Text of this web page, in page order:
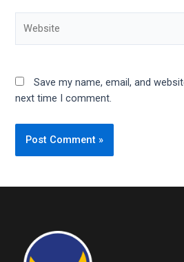
Save my name, email, and
next time I comment.